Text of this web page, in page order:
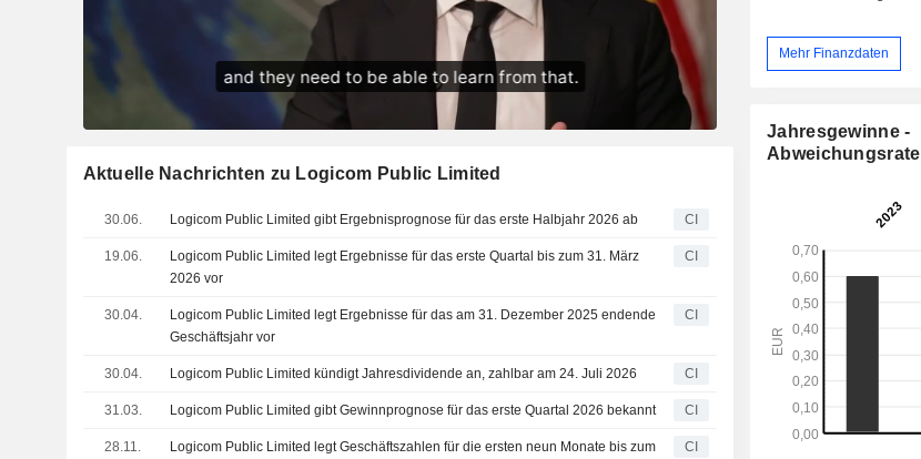
Aktuelle Nachrichten zu Logicom Public Limited
30.06. Logicom Public Limited gibt Ergebnisprognose für das erste Halbjahr 2026 ab CI
19.06.
Logicom Public Limited legt Ergebnisse für das erste Quartal bis zum 31. März
2026 vor
CI
30.04.
Logicom Public Limited legt Ergebnisse für das am 31. Dezember 2025 endende
Geschäftsjahr vor
CI
30.04. Logicom Public Limited kündigt Jahresdividende an, zahlbar am 24. Juli 2026 CI
31.03. Logicom Public Limited gibt Gewinnprognose für das erste Quartal 2026 bekannt CI
28.11.
Logicom Public Limited legt Geschäftszahlen für die ersten neun Monate bis zum
CI
Mehr Finanzdaten
Jahresgewinne -
Abweichungsrate